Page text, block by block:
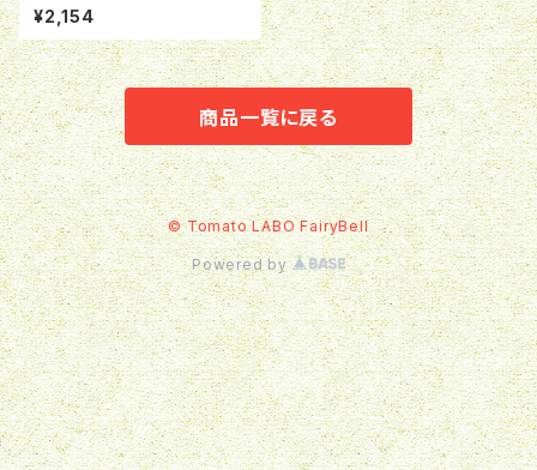
バラ1kg詰め
¥2,154
商品一覧に戻る
© Tomato LABO FairyBell
Powered by